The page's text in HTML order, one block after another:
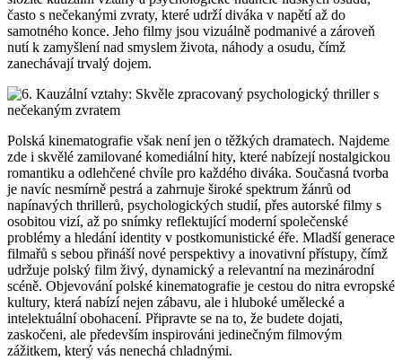
často s nečekanými zvraty, které udrží diváka v napětí až do
samotného konce. Jeho filmy jsou vizuálně podmanivé a zároveň
nutí k zamyšlení nad smyslem života, náhody a osudu, čímž
zanechávají trvalý dojem.
Polská kinematografie však není jen o těžkých dramatech. Najdeme
zde i skvělé zamilované komediální hity, které nabízejí nostalgickou
romantiku a odlehčené chvíle pro každého diváka. Současná tvorba
je navíc nesmírně pestrá a zahrnuje široké spektrum žánrů od
napínavých thrillerů, psychologických studií, přes autorské filmy s
osobitou vizí, až po snímky reflektující moderní společenské
problémy a hledání identity v postkomunistické éře. Mladší generace
filmařů s sebou přináší nové perspektivy a inovativní přístupy, čímž
udržuje polský film živý, dynamický a relevantní na mezinárodní
scéně. Objevování polské kinematografie je cestou do nitra evropské
kultury, která nabízí nejen zábavu, ale i hluboké umělecké a
intelektuální obohacení. Připravte se na to, že budete dojati,
zaskočeni, ale především inspirováni jedinečným filmovým
zážitkem, který vás nenechá chladnými.